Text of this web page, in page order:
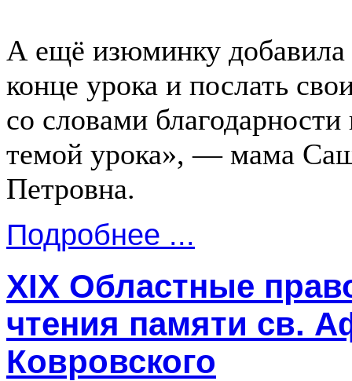
А ещё изюминку добавила
конце урока и послать
со словами
темой урока», — мама
Петровна.
Подробнее ...
XIX Областные
чтения памяти св.
Ковровского